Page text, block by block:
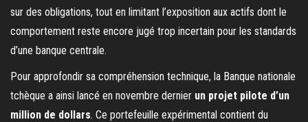
sur des obligations, tout en limitant l’exposition aux actifs dont le
comportement reste encore jugé trop incertain pour les standards
d’une banque centrale.
Pour approfondir sa compréhension technique, la Banque nationale
tchèque a ainsi lancé en novembre dernier un projet pilote d’un
million de dollars. Ce portefeuille expérimental contient du